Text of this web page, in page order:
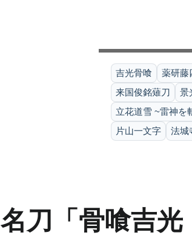
吉光骨喰 薬研藤
来国俊銘薙刀
景
立花道雪 ~雷神を
片山一文字
法城
名刀「骨喰吉